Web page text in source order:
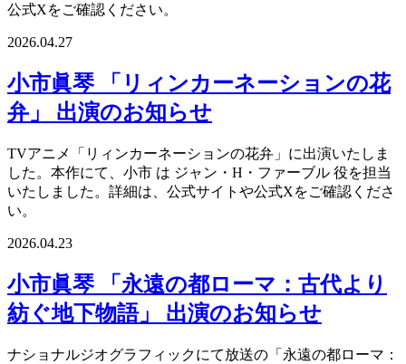
公式Xをご確認ください。
2026.04.27
小市眞琴 「リィンカーネーションの花
弁」 出演のお知らせ
TVアニメ「リィンカーネーションの花弁」に出演いたしま
した。本作にて、小市 は ジャン・H・ファーブル 役を担当
いたしました。詳細は、公式サイトや公式Xをご確認くださ
い。
2026.04.23
小市眞琴 「永遠の都ローマ：古代より
紡ぐ地下物語」 出演のお知らせ
ナショナルジオグラフィックにて放送の「永遠の都ローマ：